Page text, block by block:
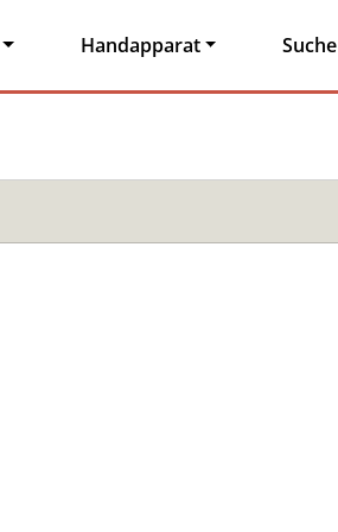
Handapparat Suche